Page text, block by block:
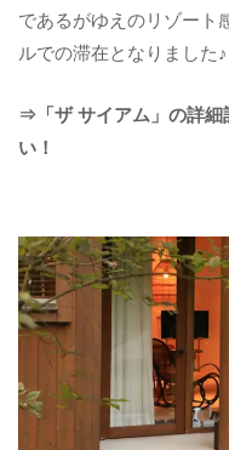
であるがゆえのリゾート
ルでの滞在となりました♪
⇒「ザ サイアム」の詳細
い！